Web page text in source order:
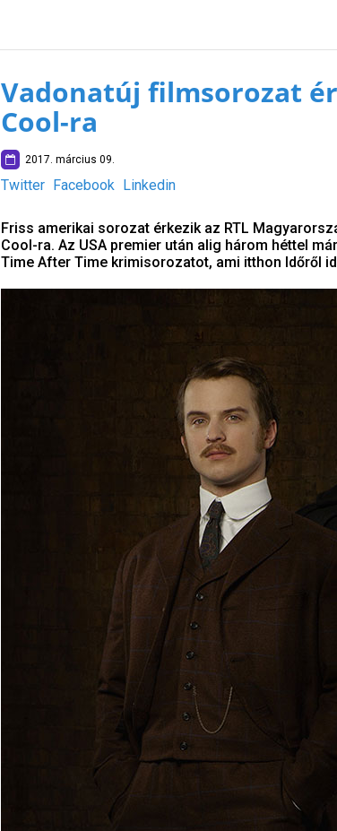
Vadonatúj filmsorozat
Cool-ra
2017. március 09.
Twitter Facebook Linkedin
Friss amerikai sorozat érkezik az RTL
Cool-ra. Az USA premier után alig három héttel
Time After Time krimisorozatot, ami itthon Időről